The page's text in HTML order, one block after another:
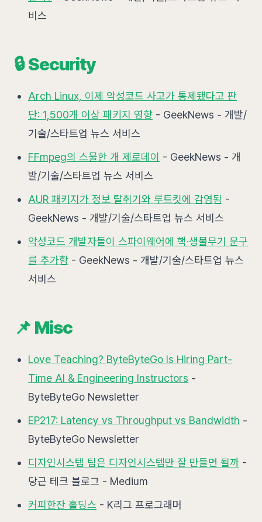
비스
🔒 Security
Arch Linux, 이제 악성코드 사고가 통제됐다고 판
단: 1,500개 이상 패키지 영향 - GeekNews - 개발/
기술/스타트업 뉴스 서비스
FFmpeg의 스물한 개 제로데이
- GeekNews - 개
발/기술/스타트업 뉴스 서비스
AUR 패키지가 정보 탈취기와 루트킷에 감염됨 -
GeekNews - 개발/기술/스타트업 뉴스 서비스
악성코드 개발자들이 스파이웨어에 핵·생물무기 문구
를 추가함 - GeekNews - 개발/기술/스타트업 뉴스
서비스
📌 Misc
Love Teaching? ByteByteGo Is Hiring Part-
Time AI & Engineering Instructors -
ByteByteGo Newsletter
EP217: Latency vs Throughput vs Bandwidth -
ByteByteGo Newsletter
디자인시스템 팀은 디자인시스템만 잘 만들면 될까 -
당근 테크 블로그 - Medium
커피한잔 홀딩스 - K리그 프로그래머